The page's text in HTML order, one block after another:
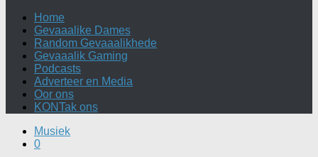
Home
Gevaaalike Dames
Random Gevaaalikhede
Gevaaalik Gaming
Podcasts
Adverteer en Media
Oor ons
KONTak ons
Musiek
0